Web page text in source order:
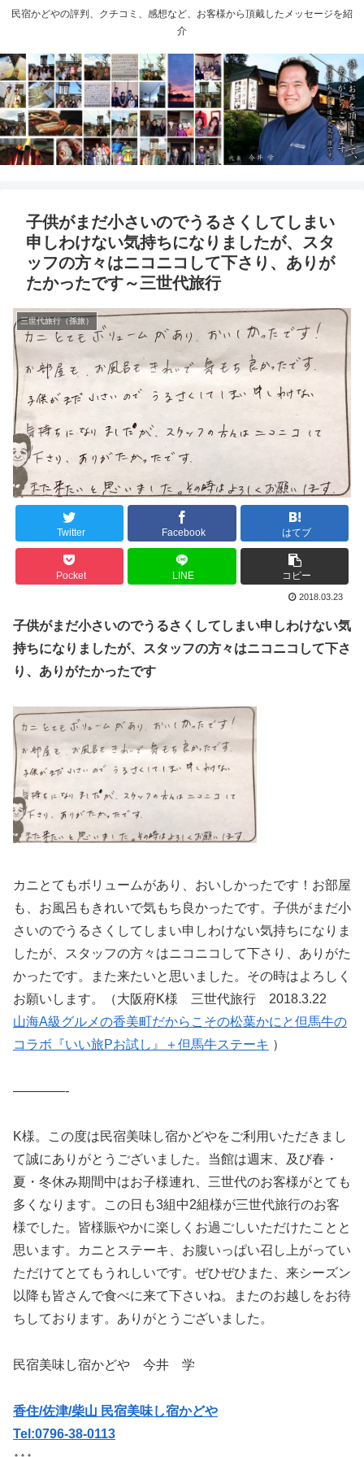
民宿かどやの評判、クチコミ、感想など、お客様から頂戴したメッセージを紹
介
子供がまだ小さいのでうるさくしてしまい
申しわけない気持ちになりましたが、スタ
ッフの方々はニコニコして下さり、ありが
たかったです～三世代旅行
三世代旅行（孫旅）
Twitter Facebook はてブ
Pocket LINE コピー
2018.03.23
子供がまだ小さいのでうるさくしてしまい申しわけない気
持ちになりましたが、スタッフの方々はニコニコして下さ
り、ありがたかったです
カニとてもボリュームがあり、おいしかったです！お部屋
も、お風呂もきれいで気もち良かったです。子供がまだ小
さいのでうるさくしてしまい申しわけない気持ちになりま
したが、スタッフの方々はニコニコして下さり、ありがた
かったです。また来たいと思いました。その時はよろしく
お願いします。（大阪府K様 三世代旅行 2018.3.22
山海A級グルメの香美町だからこその松葉かにと但馬牛の
コラボ『いい旅Pお試し』＋但馬牛ステーキ ）
————-
K様。この度は民宿美味し宿かどやをご利用いただきまし
て誠にありがとうございました。当館は週末、及び春・
夏・冬休み期間中はお子様連れ、三世代のお客様がとても
多くなります。この日も3組中2組様が三世代旅行のお客
様でした。皆様賑やかに楽しくお過ごしいただけたことと
思います。カニとステーキ、お腹いっぱい召し上がってい
ただけてとてもうれしいです。ぜひぜひまた、来シーズン
以降も皆さんで食べに来て下さいね。またのお越しをお待
ちしております。ありがとうございました。
民宿美味し宿かどや 今井 学
香住/佐津/柴山 民宿美味し宿かどや
Tel:0796-38-0113